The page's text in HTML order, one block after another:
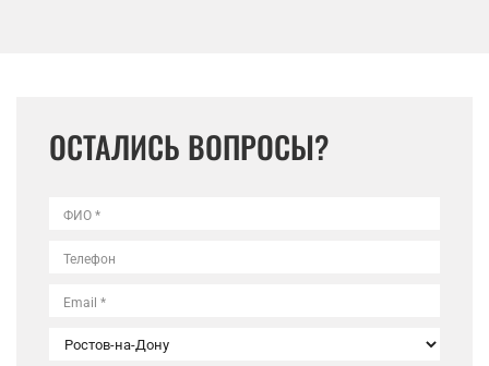
ОСТАЛИСЬ ВОПРОСЫ?
ФИО *
Телефон
Email *